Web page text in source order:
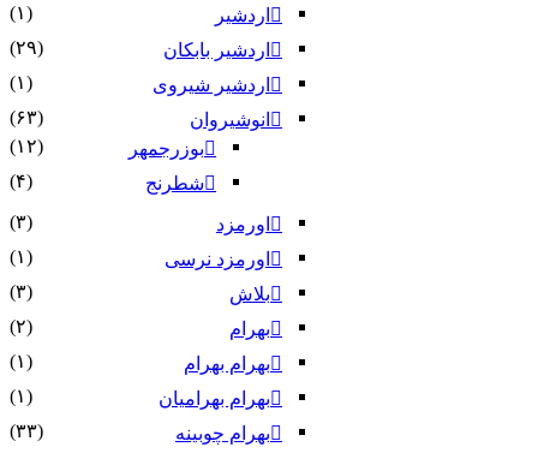
اردشیر
(۱)
اردشیر بابکان
(۲۹)
اردشیر شیروی
(۱)
انوشیروان
(۶۳)
بوزرجمهر
(۱۲)
شطرنج
(۴)
اورمزد
(۳)
اورمزد نرسى‏
(۱)
بلاش
(۳)
بهرام
(۲)
بهرام بهرام
(۱)
بهرام بهرامیان‏
(۱)
بهرام چوبینه
(۳۳)